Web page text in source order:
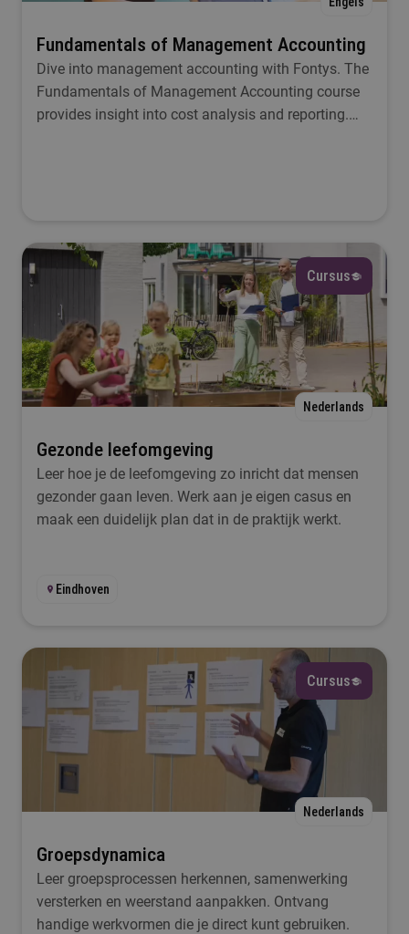
Fundamentals of Management Accounting
Dive into management accounting with Fontys. The
Fundamentals of Management Accounting course
provides insight into cost analysis and reporting.
Cursus
Nederlands
Gezonde leefomgeving
Leer hoe je de leefomgeving zo inricht dat mensen
gezonder gaan leven. Werk aan je eigen casus en
maak een duidelijk plan dat in de praktijk werkt.
Eindhoven
Cursus
Nederlands
Groepsdynamica
Leer groepsprocessen herkennen, samenwerking
versterken en weerstand aanpakken. Ontvang
handige werkvormen die je direct kunt gebruiken.